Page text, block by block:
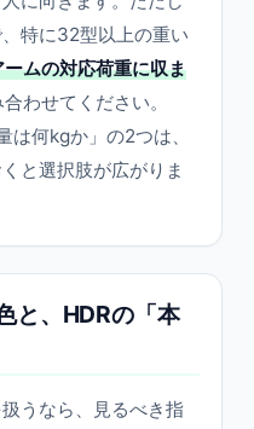
特に32型以上の重い
ムの対応荷重に収ま
わせてください。
は何kgか」の2つは、
と選択肢が広がりま
と、HDRの「本
うなら、見るべき指